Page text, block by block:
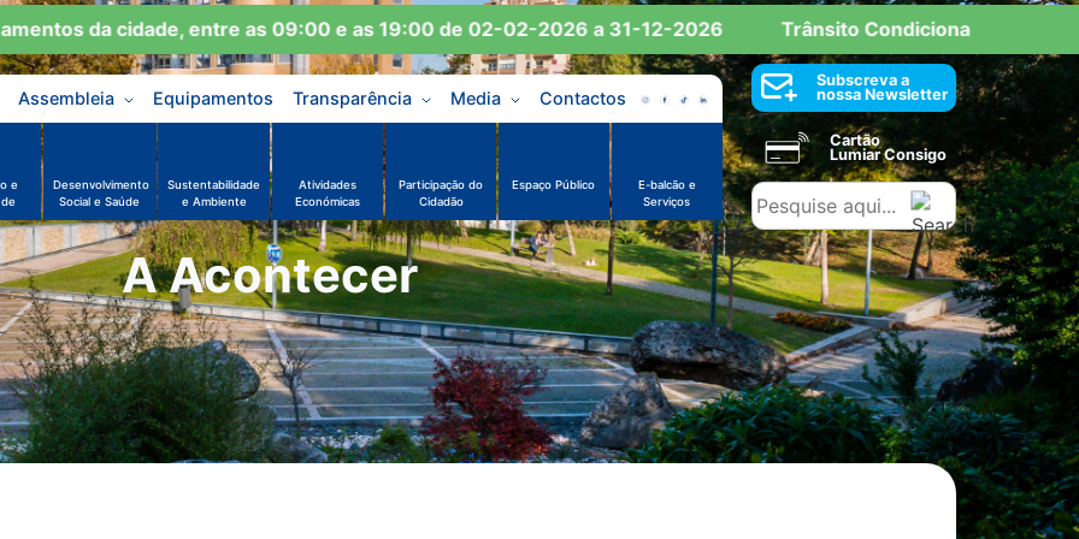
da cidade, entre as 09:00 e as 19:00 de 02-02-2026 a 31-12-2026 Trânsito Condicionado: Reserva
Assembleia Equipamentos Transparência Media Contactos
e
Desenvolvimento
Social e Saúde
Sustentabilidade
e Ambiente
Atividades
Económicas
Participação do
Cidadão
Espaço Público
E-balcão e
Serviços
Subscreva a
nossa Newsletter
Cartão
Lumiar Consigo
A Acontecer